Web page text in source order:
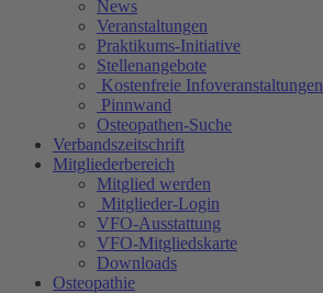
News
Veranstaltungen
Praktikums-Initiative
Stellenangebote
Kostenfreie Infoveranstaltungen
Pinnwand
Osteopathen-Suche
Verbandszeitschrift
Mitgliederbereich
Mitglied werden
Mitglieder-Login
VFO-Ausstattung
VFO-Mitgliedskarte
Downloads
Osteopathie